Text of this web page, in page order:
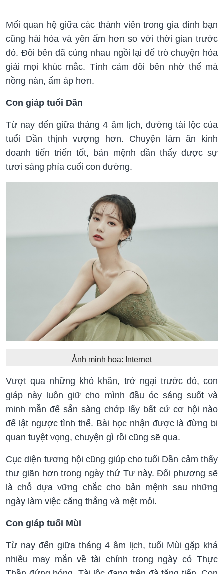
Mối quan hệ giữa các thành viên trong gia đình bạn
cũng hài hòa và yên ấm hơn so với thời gian trước
đó. Đôi bên đã cùng nhau ngồi lại để trò chuyện hóa
giải mọi khúc mắc. Tình cảm đôi bên nhờ thế mà
nồng nàn, ấm áp hơn.
Con giáp tuổi Dần
Từ nay đến giữa tháng 4 âm lịch, đường tài lộc của
tuổi Dần thịnh vượng hơn. Chuyện làm ăn kinh
doanh tiến triển tốt, bản mệnh dần thấy được sự
tươi sáng phía cuối con đường.
Ảnh minh họa: Internet
Vượt qua những khó khăn, trở ngại trước đó, con
giáp này luôn giữ cho mình đầu óc sáng suốt và
minh mẫn để sẵn sàng chớp lấy bất cứ cơ hội nào
để lật ngược tình thế. Bài học nhận được là đừng bi
quan tuyệt vọng, chuyện gì rồi cũng sẽ qua.
Cục diện tương hội cũng giúp cho tuổi Dần cảm thấy
thư giãn hơn trong ngày thứ Tư này. Đối phương sẽ
là chỗ dựa vững chắc cho bản mệnh sau những
ngày làm việc căng thẳng và mệt mỏi.
Con giáp tuổi Mùi
Từ nay đến giữa tháng 4 âm lịch, tuổi Mùi gặp khá
nhiều may mắn về tài chính trong ngày có Thực